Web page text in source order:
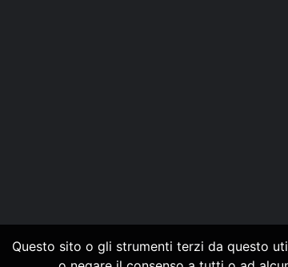
Questo sito o gli strumenti terzi da questo